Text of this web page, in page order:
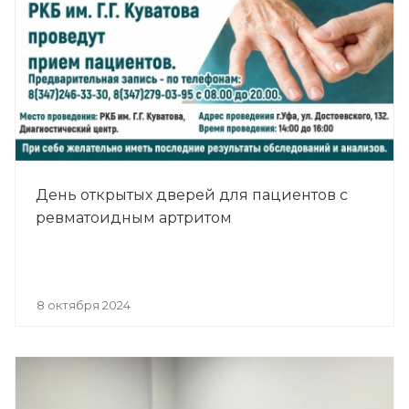
День открытых дверей для пациентов с
ревматоидным артритом
8 октября 2024